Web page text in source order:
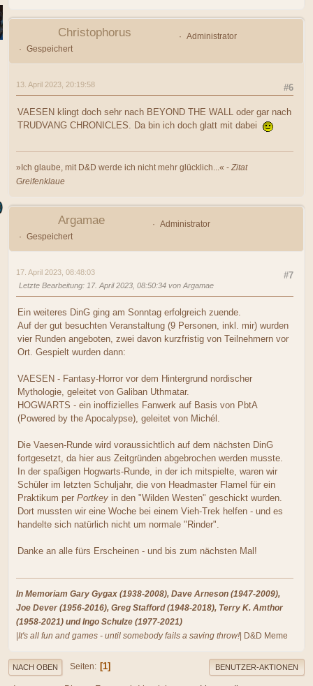
Christophorus
Administrator
Gespeichert
#6
13. April 2023, 20:19:58
VAESEN klingt doch sehr nach BEYOND THE WALL oder gar nach
TRUDVANG CHRONICLES. Da bin ich doch glatt mit dabei
»Ich glaube, mit D&D werde ich nicht mehr glücklich...« - Zitat
Greifenklaue
Argamae
Administrator
Gespeichert
#7
17. April 2023, 08:48:03
Letzte Bearbeitung: 17. April 2023, 08:50:34 von Argamae
Ein weiteres DinG ging am Sonntag erfolgreich zuende.
Auf der gut besuchten Veranstaltung (9 Personen, inkl. mir) wurden
vier Runden angeboten, zwei davon kurzfristig von Teilnehmern vor
Ort. Gespielt wurden dann:
VAESEN - Fantasy-Horror vor dem Hintergrund nordischer
Mythologie, geleitet von Galiban Uthmatar.
HOGWARTS - ein inoffizielles Fanwerk auf Basis von PbtA
(Powered by the Apocalypse), geleitet von Michél.
Die Vaesen-Runde wird voraussichtlich auf dem nächsten DinG
fortgesetzt, da hier aus Zeitgründen abgebrochen werden musste.
In der spaßigen Hogwarts-Runde, in der ich mitspielte, waren wir
Schüler im letzten Schuljahr, die von Headmaster Flamel für ein
Praktikum per Portkey in den "Wilden Westen" geschickt wurden.
Dort mussten wir eine Woche bei einem Vieh-Trek helfen - und es
handelte sich natürlich nicht um normale "Rinder".
Danke an alle fürs Erscheinen - und bis zum nächsten Mal!
In Memoriam Gary Gygax (1938-2008), Dave Arneson (1947-2009),
Joe Dever (1956-2016), Greg Stafford (1948-2018), Terry K. Amthor
(1958-2021) und Ingo Schulze (1977-2021)
|It's all fun and games - until somebody fails a saving throw!| D&D Meme
NACH OBEN Seiten 1 BENUTZER-AKTIONEN